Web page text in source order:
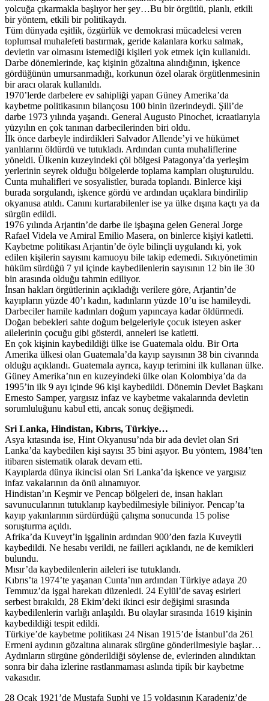
yolcuğa çıkarmakla başlıyor her şey…Bu bir örgütlü, planlı, etkili
bir yöntem, etkili bir politikaydı.
Tüm dünyada eşitlik, özgürlük ve demokrasi mücadelesi veren
toplumsal muhalefeti bastırmak, geride kalanlara korku salmak,
devletin var olmasını istemediği kişileri yok etmek için kullanıldı.
Darbe dönemlerinde, kaç kişinin gözaltına alındığının, işkence
gördüğünün umursanmadığı, korkunun özel olarak örgütlenmesinin
bir aracı olarak kullanıldı.
1970’lerde darbelere ev sahipliği yapan Güney Amerika’da
kaybetme politikasının bilançosu 100 binin üzerindeydi. Şili’de
darbe 1973 yılında yaşandı. General Augusto Pinochet, icraatlarıyla
yüzyılın en çok tanınan darbecilerinden biri oldu.
İlk önce darbeyle indirdikleri Salvador Allende’yi ve hükümet
yanlılarını öldürdü ve tutukladı. Ardından cunta muhaliflerine
yöneldi. Ülkenin kuzeyindeki çöl bölgesi Patagonya’da yerleşim
yerlerinin seyrek olduğu bölgelerde toplama kampları oluşturuldu.
Cunta muhalifleri ve sosyalistler, burada toplandı. Binlerce kişi
burada sorgulandı, işkence gördü ve ardından uçaklara bindirilip
okyanusa atıldı. Canını kurtarabilenler ise ya ülke dışına kaçtı ya da
sürgün edildi.
1976 yılında Arjantin’de darbe ile işbaşına gelen General Jorge
Rafael Videla ve Amiral Emilio Masera, on binlerce kişiyi katletti.
Kaybetme politikası Arjantin’de öyle bilinçli uygulandı ki, yok
edilen kişilerin sayısını kamuoyu bile takip edemedi. Sıkıyönetimin
hüküm sürdüğü 7 yıl içinde kaybedilenlerin sayısının 12 bin ile 30
bin arasında olduğu tahmin ediliyor.
İnsan hakları örgütlerinin açıkladığı verilere göre, Arjantin’de
kayıpların yüzde 40’ı kadın, kadınların yüzde 10’u ise hamileydi.
Darbeciler hamile kadınları doğum yapıncaya kadar öldürmedi.
Doğan bebekleri sahte doğum belgeleriyle çocuk isteyen asker
ailelerinin çocuğu gibi gösterdi, anneleri ise katletti.
En çok kişinin kaybedildiği ülke ise Guatemala oldu. Bir Orta
Amerika ülkesi olan Guatemala’da kayıp sayısının 38 bin civarında
olduğu açıklandı. Guatemala ayrıca, kayıp terimini ilk kullanan ülke.
Güney Amerika’nın en kuzeyindeki ülke olan Kolombiya’da da
1995’in ilk 9 ayı içinde 96 kişi kaybedildi. Dönemin Devlet Başkanı
Ernesto Samper, yargısız infaz ve kaybetme vakalarında devletin
sorumluluğunu kabul etti, ancak sonuç değişmedi.
Sri Lanka, Hindistan, Kıbrıs, Türkiye…
Asya kıtasında ise, Hint Okyanusu’nda bir ada devlet olan Sri
Lanka’da kaybedilen kişi sayısı 35 bini aşıyor. Bu yöntem, 1984’ten
itibaren sistematik olarak devam etti.
Kayıplarda dünya ikincisi olan Sri Lanka’da işkence ve yargısız
infaz vakalarının da önü alınamıyor.
Hindistan’ın Keşmir ve Pencap bölgeleri de, insan hakları
savunucularının tutuklanıp kaybedilmesiyle biliniyor. Pencap’ta
kayıp yakınlarının sürdürdüğü çalışma sonucunda 15 polise
soruşturma açıldı.
Afrika’da Kuveyt’in işgalinin ardından 900’den fazla Kuveytli
kaybedildi. Ne hesabı verildi, ne failleri açıklandı, ne de kemikleri
bulundu.
Mısır’da kaybedilenlerin aileleri ise tutuklandı.
Kıbrıs’ta 1974’te yaşanan Cunta’nın ardından Türkiye adaya 20
Temmuz’da işgal harekatı düzenledi. 24 Eylül’de savaş esirleri
serbest bırakıldı, 28 Ekim’deki ikinci esir değişimi sırasında
kaybedilenlerin varlığı anlaşıldı. Bu olaylar sırasında 1619 kişinin
kaybedildiği tespit edildi.
Türkiye’de kaybetme politikası 24 Nisan 1915’de İstanbul’da 261
Ermeni aydının gözaltına alınarak sürgüne gönderilmesiyle başlar…
Aydınların sürgüne gönderildiği söylense de, evlerinden alındıktan
sonra bir daha izlerine rastlanmaması aslında tipik bir kaybetme
vakasıdır.
28 Ocak 1921’de Mustafa Suphi ve 15 yoldaşının Karadeniz’de